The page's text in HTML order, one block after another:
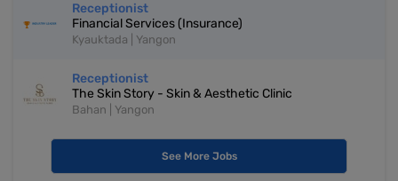
Receptionist
Financial Services (Insurance)
Kyauktada | Yangon
Receptionist
The Skin Story - Skin & Aesthetic Clinic
Bahan | Yangon
See More Jobs